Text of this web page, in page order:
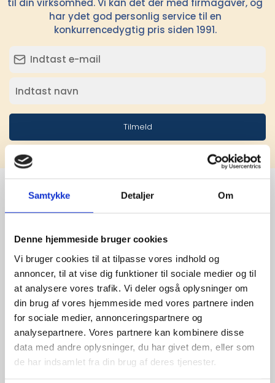
Samtykke Detaljer Om
Denne hjemmeside bruger cookies
Vi bruger cookies til at tilpasse vores indhold og
annoncer, til at vise dig funktioner til sociale medier og til
at analysere vores trafik. Vi deler også oplysninger om
din brug af vores hjemmeside med vores partnere inden
for sociale medier, annonceringspartnere og
analysepartnere. Vores partnere kan kombinere disse
data med andre oplysninger, du har givet dem, eller som
de har indsamlet fra din brug af deres tjenester.
til din virksomhed. Vi kan det der med firmagaver, og
har ydet god personlig service til en
konkurrencedygtig pris siden 1991.
Tilmeld
leverandører
giver større
udvalg
For at sikre høj kvalitet og stor
leveringssikkerhed samarbejder vi
med de største og mest